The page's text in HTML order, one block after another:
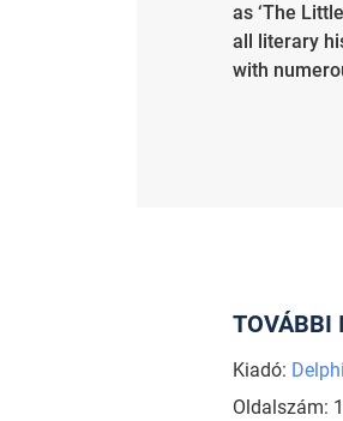
as ‘The
all literary
with
TOVÁBBI
Kiadó:
Oldalszám: